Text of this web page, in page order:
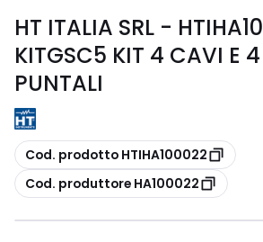
HT ITALIA SRL -
KITGSC5 KIT 4 CAVI E
PUNTALI
copia
Cod. prodotto HTIHA100022
copia
Cod. produttore HA100022